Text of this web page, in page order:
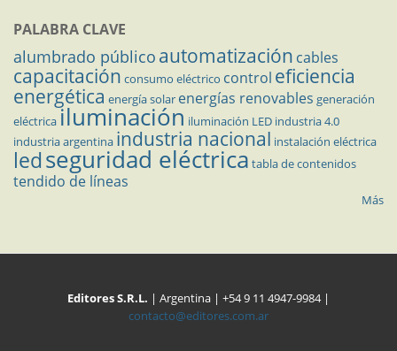
PALABRA CLAVE
alumbrado público automatización cables
capacitación consumo eléctrico control eficiencia
energética energía solar energías renovables generación
eléctricailuminación iluminación LED industria 4.0
industria argentina industria nacional instalación eléctrica
ledseguridad eléctrica tabla de contenidos
tendido de líneas
Más
Editores S.R.L. | Argentina | +54 9 11 4947-9984 |
contacto@editores.com.ar